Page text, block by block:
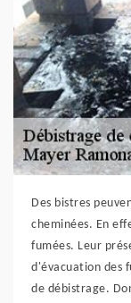
Des bistres
cheminées. En
fumées. Leur
d'évacuation des
de débistrage.